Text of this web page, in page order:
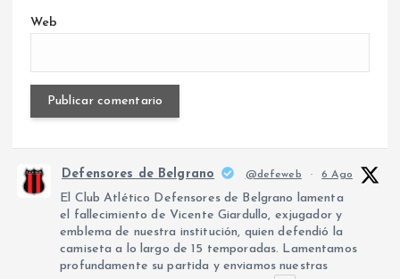
Web
Defensores de Belgrano @defeweb · 6 Ago
El Club Atlético Defensores de Belgrano lamenta
el fallecimiento de Vicente Giardullo, exjugador y
emblema de nuestra institución, quien defendió la
camiseta a lo largo de 15 temporadas. Lamentamos
profundamente su partida y enviamos nuestras